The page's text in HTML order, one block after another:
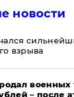
новости
взрыва
военных
– после